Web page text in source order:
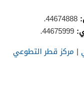
44674888.
44675999.
| مركز قطر التطوعي